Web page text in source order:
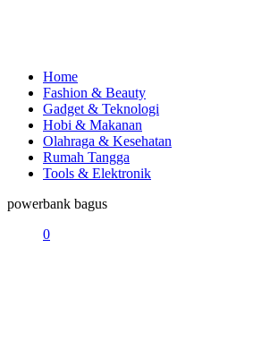
Home
Fashion & Beauty
Gadget & Teknologi
Hobi & Makanan
Olahraga & Kesehatan
Rumah Tangga
Tools & Elektronik
powerbank bagus
0